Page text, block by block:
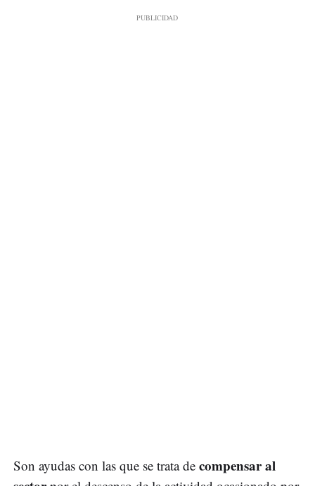
Son ayudas con las que se trata de compensar al